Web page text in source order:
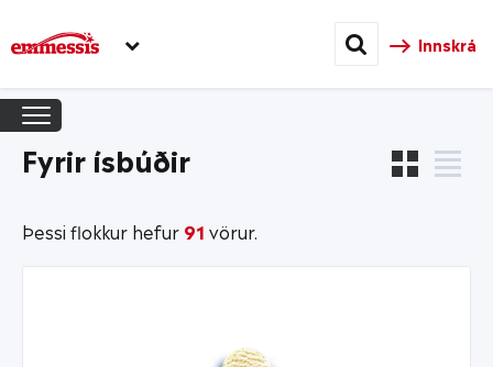
Innskrá
Fyrir ísbúðir
Þessi flokkur hefur 91 vörur.